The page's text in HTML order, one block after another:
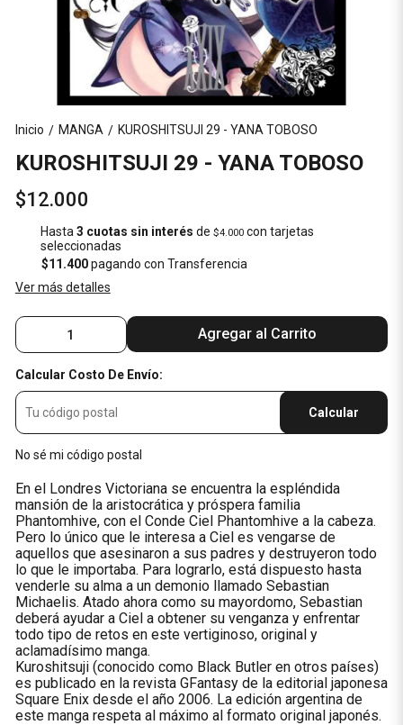
Inicio / MANGA / KUROSHITSUJI 29 - YANA TOBOSO
KUROSHITSUJI 29 - YANA TOBOSO
$12.000
Hasta3 cuotas sin interés de$4.000 con tarjetas
seleccionadas
$11.400pagando con Transferencia
Ver más detalles
Agregar al Carrito
Calcular Costo De Envío:
Calcular
No sé mi código postal
En el Londres Victoriana se encuentra la espléndida
mansión de la aristocrática y próspera familia
Phantomhive, con el Conde Ciel Phantomhive a la cabeza.
Pero lo único que le interesa a Ciel es vengarse de
aquellos que asesinaron a sus padres y destruyeron todo
lo que le importaba. Para lograrlo, está dispuesto hasta
venderle su alma a un demonio llamado Sebastian
Michaelis. Atado ahora como su mayordomo, Sebastian
deberá ayudar a Ciel a obtener su venganza y enfrentar
todo tipo de retos en este vertiginoso, original y
aclamadísimo manga.
Kuroshitsuji (conocido como Black Butler en otros países)
es publicado en la revista GFantasy de la editorial japonesa
Square Enix desde el año 2006. La edición argentina de
este manga respeta al máximo al formato original japonés.